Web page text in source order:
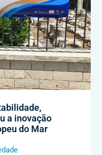
a inovação
do Mar